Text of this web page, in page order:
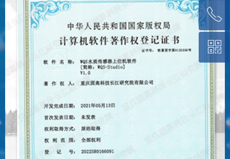
回到顶部
ꂅ
023-4982-3883
ꀥ
咨询联系人